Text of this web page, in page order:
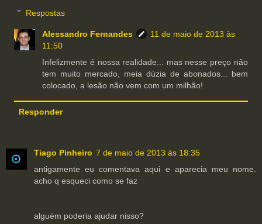
Respostas
Alessandro Fernandes
11 de maio de 2013 às
11:50
Infelizmente é nossa realidade... mas nesse preço não
tem muito mercado, meia dúzia de abonados... bem
colocado, a lesão não vem com um milhão!
Responder
Tiago Pinheiro 7 de maio de 2013 às 18:35
antigamente eu comentava aqui e aparecia meu nome.
acho q esqueci como se faz
alguém poderia ajudar nisso?